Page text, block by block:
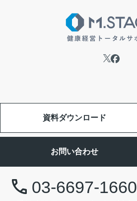
資料ダウンロード
お問い合わせ
03-6697-1660